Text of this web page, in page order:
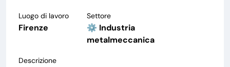
Luogo di lavoro
Firenze
Settore
⚙️ Industria
metalmeccanica
Descrizione